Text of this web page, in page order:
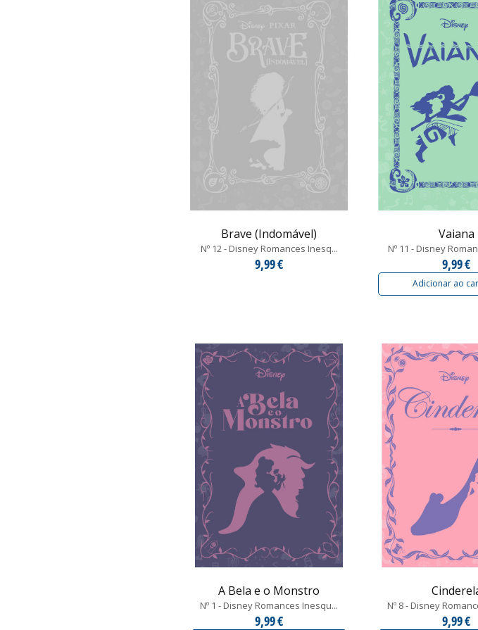
Brave (Indomável)
Nº 12 - Disney Romances Inesq...
9,99 €
Vaiana
Nº 11 - Disney
9,99 €
Adicionar ao
A Bela e o Monstro
Nº 1 - Disney Romances Inesqu...
9,99 €
Nº 8 - Disney
9,99 €